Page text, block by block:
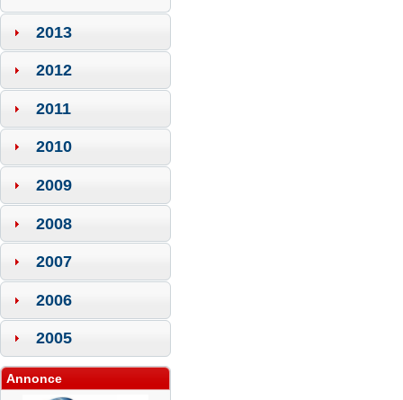
2013
2012
2011
2010
2009
2008
2007
2006
2005
Annonce